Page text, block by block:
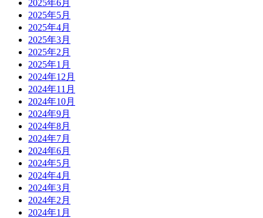
2025年6月
2025年5月
2025年4月
2025年3月
2025年2月
2025年1月
2024年12月
2024年11月
2024年10月
2024年9月
2024年8月
2024年7月
2024年6月
2024年5月
2024年4月
2024年3月
2024年2月
2024年1月